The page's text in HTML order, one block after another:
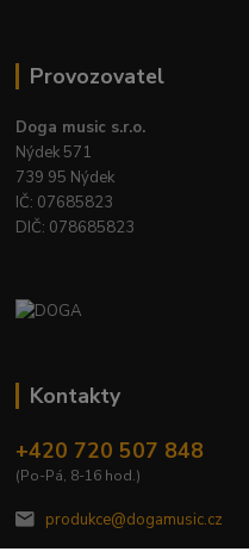
Provozovatel
Doga music s.r.o.
Nýdek 571
739 95 Nýdek
IČ: 07685823
DIČ: 078685823
Kontakty
+420 720 507 848
(Po-Pá, 8-16 hod.)
produkce@dogamusic.cz